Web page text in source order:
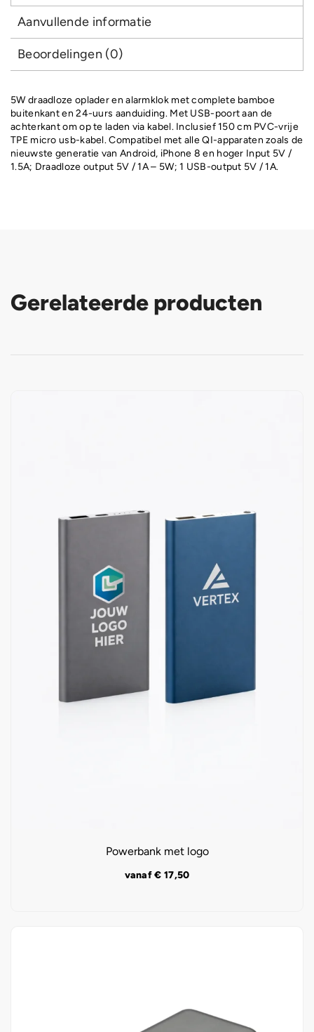
Aanvullende informatie
Beoordelingen (0)
5W draadloze oplader en alarmklok met complete bamboe
buitenkant en 24-uurs aanduiding. Met USB-poort aan de
achterkant om op te laden via kabel. Inclusief 150 cm PVC-vrije
TPE micro usb-kabel. Compatibel met alle QI-apparaten zoals de
nieuwste generatie van Android, iPhone 8 en hoger Input 5V /
1.5A; Draadloze output 5V / 1A – 5W; 1 USB-output 5V / 1A.
Gerelateerde producten
Powerbank met logo
vanaf€ 17,50